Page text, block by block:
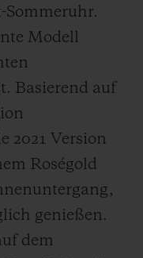
Modell
Basierend auf
2021 Version
Roségold
genießen.
dem